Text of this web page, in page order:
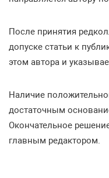
После принятия
допуске статьи к
этом автора и
Наличие
достаточным
Окончательное
главным редактором.